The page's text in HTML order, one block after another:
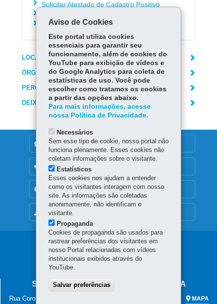
Solicitar Atestado de Cadastro Positivo
Pedido de Silêncio
LOCAIS DE ATENDIMENTO
ÓRGÃO RESPONSÁVEL
PERGUNTAS FREQUENTES
DEIXE SUA OPINIÃO
MAPA DO SITE
DENUNCIE CORRUPÇÃO
OUVIDORIA
TRANSPARÊNCIA INSTITUCIONAL
Navegação
principal
SECRETARIA DA SEGURANÇA PÚBLICA
Rua Coronel Dulcídio, 800 - Batel MAPA
Aviso de Cookies
Este portal utiliza cookies
essenciais para garantir seu
funcionamento, além de cookies do
YouTube para exibição de vídeos e
do Google Analytics para coleta de
estatísticas de uso. Você pode
escolher como tratamos os cookies
a partir das opções abaixo.
Para mais informações, acesse
nossa Política de Privacidade.
Necessários
Sem esse tipo de cookie, nosso portal não
funciona plenamente. Esses cookies não
coletam informações sobre o visitante.
Estatísticos
Esses cookies nos ajudam a entender
como os visitantes interagem com nosso
site. As informações são coletadas
anonimamente, não identificam o
visitante.
Propaganda
Cookies de propaganda são usados para
rastrear preferências dos visitantes em
nosso Portal relacionadas com vídeos
institucionais exibidos através do
YouTube.
Salvar preferências